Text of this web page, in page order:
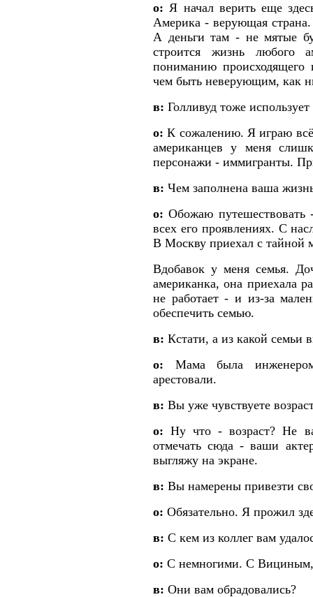
о: Я начал верить еще
Америка - верующая
А деньги там - не мятые
строится жизнь любого
пониманию происходящего
чем быть неверующим, как
в: Голливуд тоже
о: К сожалению. Я играю
американцев у меня
персонажи - иммигранты.
в: Чем заполнена ваша
о: Обожаю путешествовать
всех его проявлениях. С
В Москву приехал с тайной
Вдобавок у меня семья.
американка, она приехала
не работает - и из-за
обеспечить семью.
в: Кстати, а из какой семьи
о: Мама была
арестовали.
в: Вы уже чувствуете
о: Ну что - возраст? Не
отмечать сюда - ваши
выгляжу на экране.
в: Вы намерены привезти
о: Обязательно. Я прожил
в: С кем из коллег вам
о: С немногими. С
в: Они вам обрадовались?